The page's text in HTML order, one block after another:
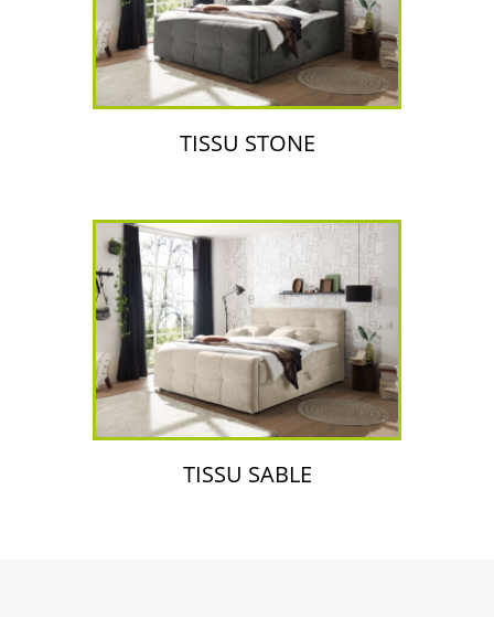
TISSU STONE
TISSU SABLE